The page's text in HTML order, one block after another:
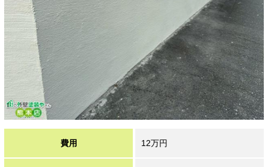
費用 12万円